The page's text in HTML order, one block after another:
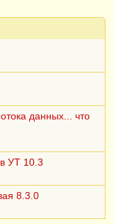
=
Удержания
=
данных... что
УТ 10.3
8.3.0